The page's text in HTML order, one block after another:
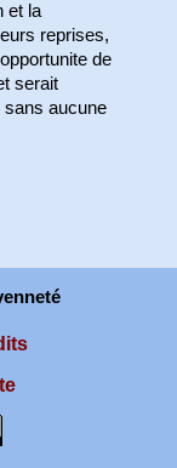
et la
reprises,
de
serait
aucune